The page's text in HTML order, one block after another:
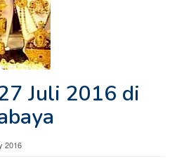
Juli 2016 di
2016